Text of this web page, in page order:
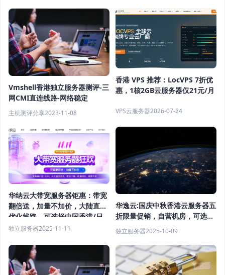
Vmshell香港独立服务器测评-三
网CMI直连线路-网络稳定
主机测评分享2023-11-08
香港 VPS 推荐：LocVPS 7折优
惠，1核2GB云服务器仅21元/月
VPS云服务器2026-07-24
华纳云大带宽服务器钜惠：带宽
翻倍送，加量不加价，大陆直连
优化线路，可选择中国香港/日
本机房，终身同价续费不涨
独立服务器2025-11-11
华逸云:国庆中秋香港云服务器五
折限量促销，自营机房，可选
CN2GIA/BGP/高防等线路，月
付12元起
独立服务器2025-10-09